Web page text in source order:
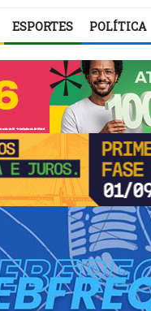
ESPORTES POLÍTICA